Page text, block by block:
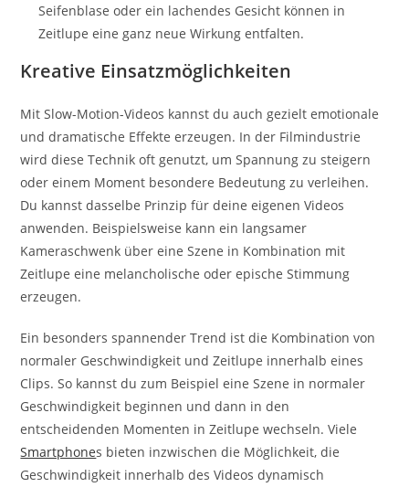
Seifenblase oder ein lachendes Gesicht können in
Zeitlupe eine ganz neue Wirkung entfalten.
Kreative Einsatzmöglichkeiten
Mit Slow-Motion-Videos kannst du auch gezielt emotionale
und dramatische Effekte erzeugen. In der Filmindustrie
wird diese Technik oft genutzt, um Spannung zu steigern
oder einem Moment besondere Bedeutung zu verleihen.
Du kannst dasselbe Prinzip für deine eigenen Videos
anwenden. Beispielsweise kann ein langsamer
Kameraschwenk über eine Szene in Kombination mit
Zeitlupe eine melancholische oder epische Stimmung
erzeugen.
Ein besonders spannender Trend ist die Kombination von
normaler Geschwindigkeit und Zeitlupe innerhalb eines
Clips. So kannst du zum Beispiel eine Szene in normaler
Geschwindigkeit beginnen und dann in den
entscheidenden Momenten in Zeitlupe wechseln. Viele
Smartphones bieten inzwischen die Möglichkeit, die
Geschwindigkeit innerhalb des Videos dynamisch